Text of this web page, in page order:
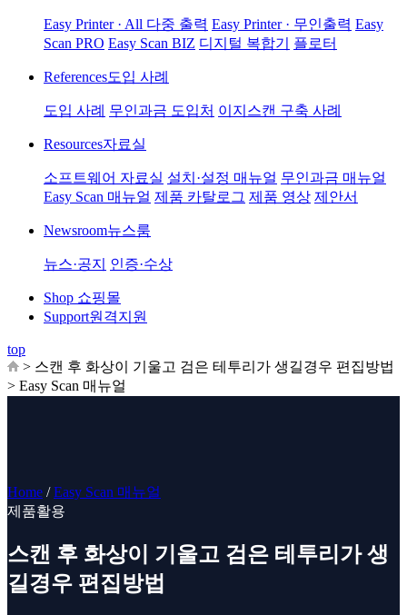
Easy Printer · All 다중 출력 Easy Printer · 무인출력 Easy
Scan PRO Easy Scan BIZ 디지털 복합기 플로터
References도입 사례
도입 사례 무인과금 도입처 이지스캔 구축 사례
Resources자료실
소프트웨어 자료실 설치·설정 매뉴얼 무인과금 매뉴얼
Easy Scan 매뉴얼 제품 카탈로그 제품 영상 제안서
Newsroom뉴스룸
뉴스·공지 인증·수상
Shop 쇼핑몰
Support원격지원
top
> 스캔 후 화상이 기울고 검은 테투리가 생길경우 편집방법
> Easy Scan 매뉴얼
Home / Easy Scan 매뉴얼
제품활용
스캔 후 화상이 기울고 검은 테투리가 생
길경우 편집방법